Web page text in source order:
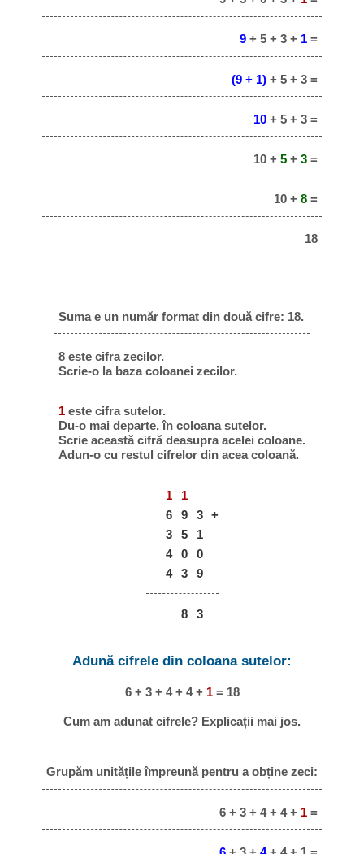
9 + 5 + 3 + 1 =
(9 + 1) + 5 + 3 =
10 + 5 + 3 =
10 + 5 + 3 =
10 + 8 =
18
Suma e un număr format din două cifre: 18.
8 este cifra zecilor.
Scrie-o la baza coloanei zecilor.
1 este cifra sutelor.
Du-o mai departe, în coloana sutelor.
Scrie această cifră deasupra acelei coloane.
Adun-o cu restul cifrelor din acea coloană.
1
1
6
9 3
+
3
5
1
4
0
0
4
3 9
8 3
Adună cifrele din coloana sutelor:
6 + 3 + 4 + 4 + 1= 18
Cum am adunat cifrele? Explicații mai jos.
Grupăm unitățile împreună pentru a obține zeci:
6 + 3 + 4 + 4 + 1 =